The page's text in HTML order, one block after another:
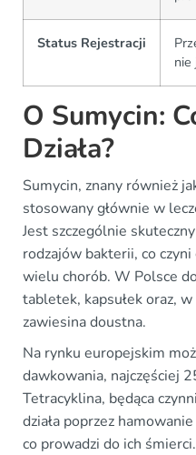
Status Rejestracji
nie
O Sumycin:
Działa?
Sumycin, znany również
stosowany głównie w
Jest szczególnie
rodzajów bakterii, co
wielu chorób. W Polsce
tabletek, kapsułek oraz,
zawiesina doustna.
Na rynku europejskim
dawkowania, najczęściej
Tetracyklina, będąca
działa poprzez
co prowadzi do ich